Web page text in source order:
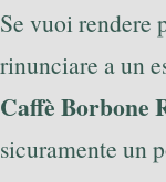
Se vuoi rendere
rinunciare a un
Caffè Borbone
sicuramente un